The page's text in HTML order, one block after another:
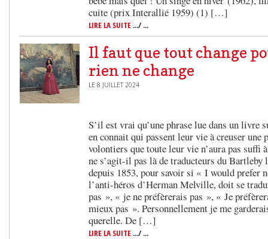
cuite (prix Interallié 1959) (1) […]
LIRE LA SUITE .../ ...
Il faut que tout change
rien ne change
LE 8 JUILLET 2024
S’il est vrai qu’une phrase lue dans un livre
en connait qui passent leur vie à creuser une
volontiers que toute leur vie n’aura pas suffi
ne s’agit-il pas là de traducteurs du Bartleby
depuis 1853, pour savoir si « I would prefer
l’anti-héros d’Herman Melville, doit se
pas », « je ne préfèrerais pas », « Je
mieux pas ». Personnellement je me
querelle. De […]
LIRE LA SUITE .../ ...